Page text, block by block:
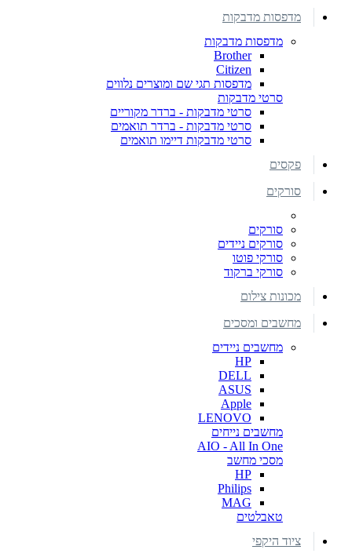
מדפסות מדבקות
מדפסות מדבקות
Brother
Citizen
מדפסות תגי שם ומוצרים נלווים
סרטי מדבקות
סרטי מדבקות - ברדר מקוריים
סרטי מדבקות - ברדר תואמים
סרטי מדבקות דיימו תואמים
פקסים
סורקים
סורקים
סורקים ניידים
סורקי פוטו
סורקי ברקוד
מכונות צילום
מחשבים ומסכים
מחשבים ניידים
HP
DELL
ASUS
Apple
LENOVO
מחשבים נייחים
AIO - All In One
מסכי מחשב
HP
Philips
MAG
טאבלטים
ציוד היקפי